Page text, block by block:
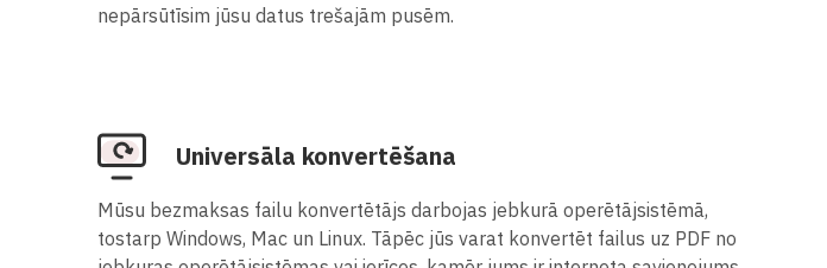
nepārsūtīsim jūsu datus trešajām pusēm.
Universāla konvertēšana
Mūsu bezmaksas failu konvertētājs darbojas jebkurā operētājsistēmā,
tostarp Windows, Mac un Linux. Tāpēc jūs varat konvertēt failus uz PDF no